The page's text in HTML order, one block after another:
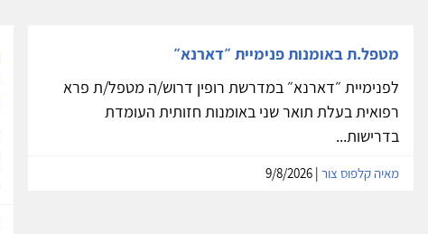
מטפל.ת באומנות פנימיית ״דארנא״
לפנימיית ״דארנא״ במדרשת רופין דרוש/ה מטפל/ת פרא
רפואית בעלת תואר שני באומנות חזותית העומדת
בדרישות...
מאיה קלפוס צור